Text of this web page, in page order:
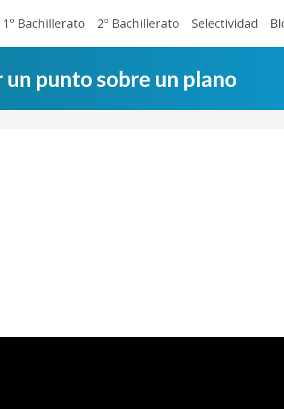
1º Bachillerato 2º Bachillerato Selectividad
punto sobre un plano